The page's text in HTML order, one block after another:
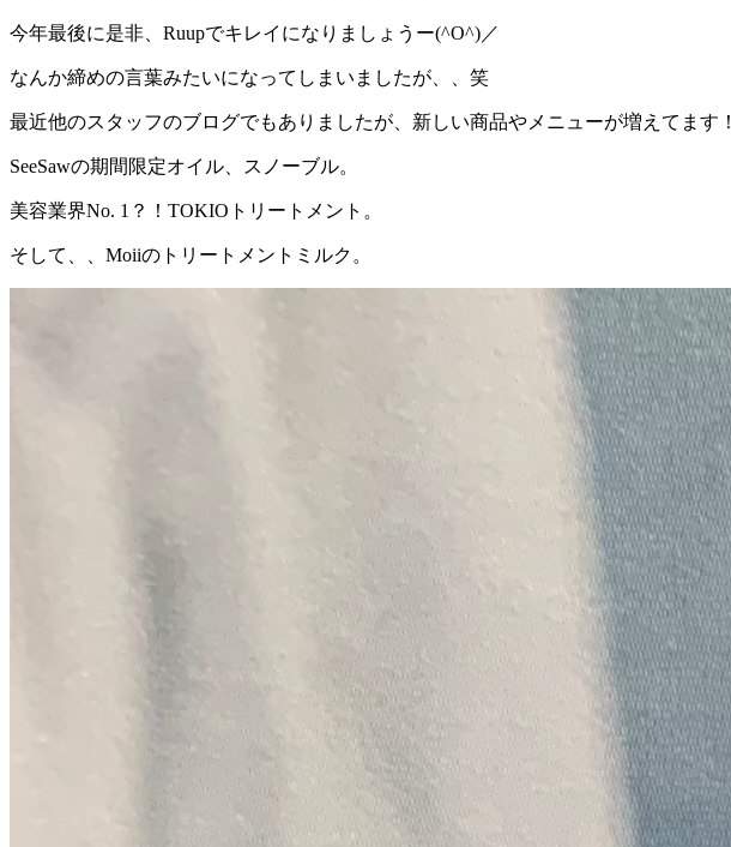
今年最後に是非、 Ruupでキレイになりましょうー(^O^)／
なんか締めの言葉みたいになってしまいましたが、、笑
最近他のスタッフのブログでもありましたが、新しい商品やメニューが増えてます！
SeeSawの期間限定オイル、スノーブル。
美容業界No. 1 ？！ TOKIO トリートメント。
そして、、 Moiiのトリートメントミルク。